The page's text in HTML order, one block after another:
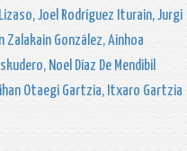
Joel Rodríguez Iturain, Jurgi
Zalakain González, Ainhoa
Noel Díaz De Mendibil
Otaegi Gartzia, Itxaro Gartzia